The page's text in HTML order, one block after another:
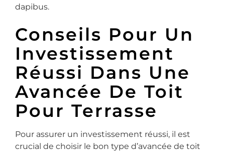
dapibus.
Conseils Pour Un
Investissement
Réussi Dans Une
Avancée De Toit
Pour Terrasse
Pour assurer un investissement réussi, il est
crucial de choisir le bon type d’avancée de toit